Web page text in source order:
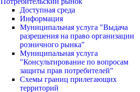
Доступная среда
Информация
Муниципальная услуга "Выдача
разрешения на право организации
розничного рынка"
Муниципальная услуга
"Консультирование по вопросам
защиты прав потребителей"
Схемы границ прилегающих
территорий